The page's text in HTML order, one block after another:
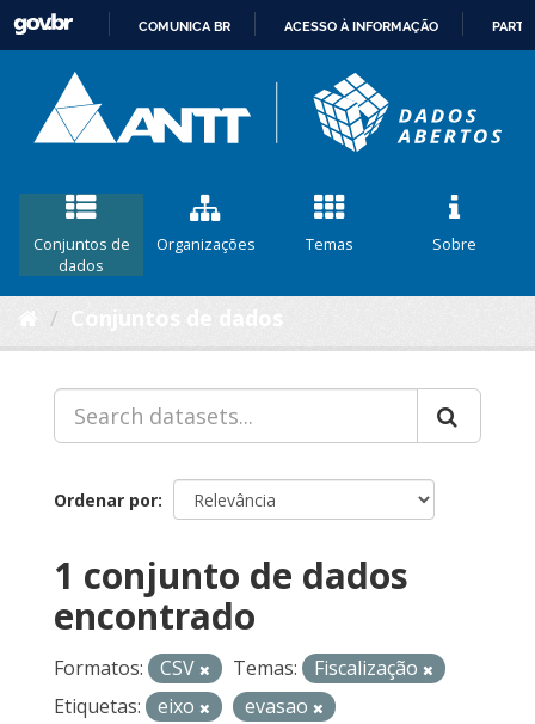
CONTEÚDO
COMUNICA BR ACESSO À INFORMAÇÃO
Conjuntos de
dados
Organizações Temas Sobre
Ordenar por
1 conjunto de dados
encontrado
Formatos: CSV Temas:
Fiscalização
Etiquetas:
eixo
evasao